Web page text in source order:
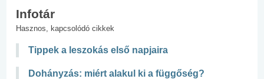
Infotár
Hasznos, kapcsolódó cikkek
Tippek a leszokás első napjaira
Dohányzás: miért alakul ki a függőség?